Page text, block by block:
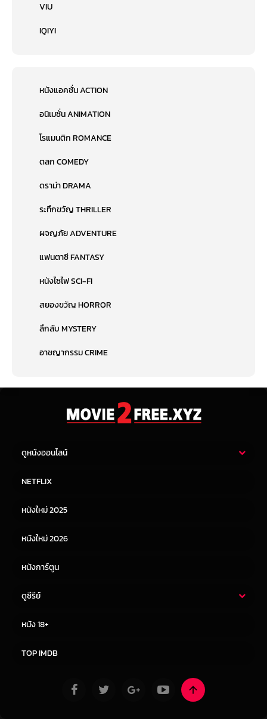
VIU
IQIYI
หนังแอคชั่น ACTION
อนิเมชั่น ANIMATION
โรแมนติก ROMANCE
ตลก COMEDY
ดราม่า DRAMA
ระทึกขวัญ THRILLER
ผจญภัย ADVENTURE
แฟนตาซี FANTASY
หนังไซไฟ SCI-FI
สยองขวัญ HORROR
ลึกลับ MYSTERY
อาชญากรรม CRIME
ดูหนังออนไลน์
หนังจีน
NETFLIX
หนังใหม่ 2025
หนังใหม่ 2026
หนังการ์ตูน
ดูซีรีย์
หนัง 18+
TOP IMDB